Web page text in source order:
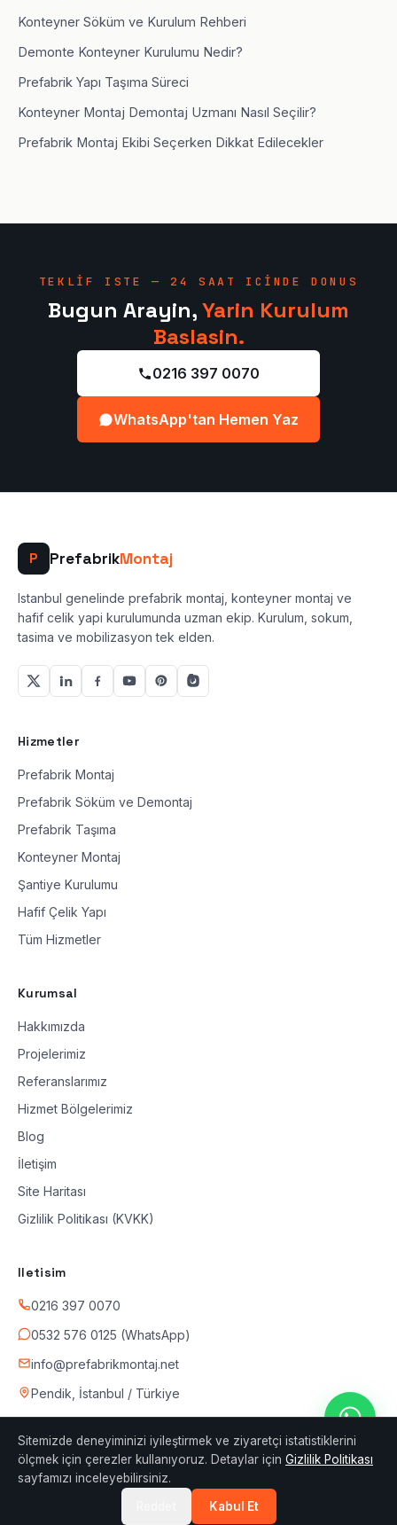
Konteyner Söküm ve Kurulum Rehberi
Demonte Konteyner Kurulumu Nedir?
Prefabrik Yapı Taşıma Süreci
Konteyner Montaj Demontaj Uzmanı Nasıl Seçilir?
Prefabrik Montaj Ekibi Seçerken Dikkat Edilecekler
TEKLIF ISTE — 24 SAAT ICINDE DONUS
Bugun Arayin,Yarin Kurulum
Baslasin.
0216 397 0070
WhatsApp'tan Hemen Yaz
P PrefabrikMontaj
Istanbul genelinde prefabrik montaj, konteyner montaj ve
hafif celik yapi kurulumunda uzman ekip. Kurulum, sokum,
tasima ve mobilizasyon tek elden.
Hizmetler
Prefabrik Montaj
Prefabrik Söküm ve Demontaj
Prefabrik Taşıma
Konteyner Montaj
Şantiye Kurulumu
Hafif Çelik Yapı
Tüm Hizmetler
Kurumsal
Hakkımızda
Projelerimiz
Referanslarımız
Hizmet Bölgelerimiz
Blog
İletişim
Site Haritası
Gizlilik Politikası (KVKK)
Iletisim
0216 397 0070
0532 576 0125 (WhatsApp)
info@prefabrikmontaj.net
Pendik, İstanbul / Türkiye
© 2026 Prefabrik Montaj — Tum haklari saklidir.
Prefabrik montaj · Konteyner montaj · Hafif celik
Sitemizde deneyiminizi iyileştirmek ve ziyaretçi istatistiklerini
ölçmek için çerezler kullanıyoruz. Detaylar için Gizlilik Politikası
sayfamızı inceleyebilirsiniz.
Kabul Et